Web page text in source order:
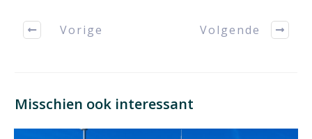
Vorige Volgende
Misschien ook interessant